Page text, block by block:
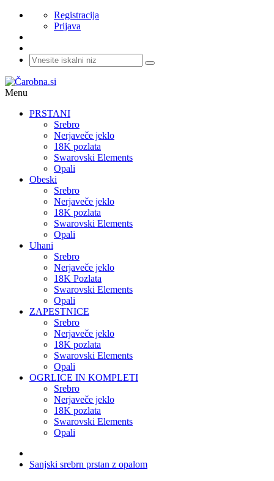
Registracija
Prijava
Menu
PRSTANI
Srebro
Nerjaveče jeklo
18K pozlata
Swarovski Elements
Opali
Obeski
Srebro
Nerjaveče jeklo
18K pozlata
Swarovski Elements
Opali
Uhani
Srebro
Nerjaveče jeklo
18K Pozlata
Swarovski Elements
Opali
ZAPESTNICE
Srebro
Nerjaveče jeklo
18K pozlata
Swarovski Elements
Opali
OGRLICE IN KOMPLETI
Srebro
Nerjaveče jeklo
18K pozlata
Swarovski Elements
Opali
Sanjski srebrn prstan z opalom